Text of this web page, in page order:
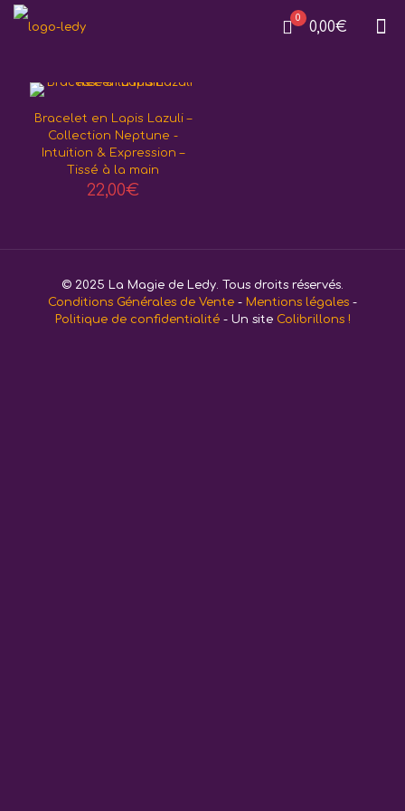
0
0,00€
Bracelet en Lapis Lazuli –
Collection Neptune -
Intuition & Expression –
Tissé à la main
22,00€
© 2025 La Magie de Ledy. Tous droits réservés.
Conditions Générales de Vente - Mentions légales -
Politique de confidentialité- Un site Colibrillons !